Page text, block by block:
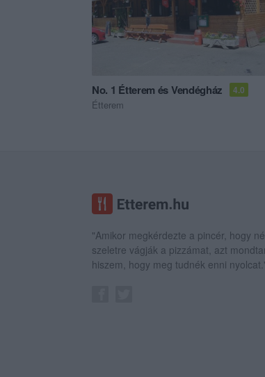
No. 1 Étterem és Vendégház 4.0
Étterem
"Amikor megkérdezte a pincér, hogy
szeletre vágják a pizzámat, azt
hiszem, hogy meg tudnék enni